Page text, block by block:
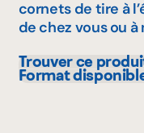
cornets de tire à
de chez vous ou à
Trouver ce
Maxi
Format